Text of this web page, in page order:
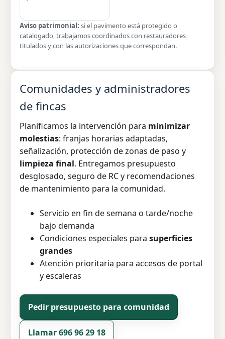
Aviso patrimonial: si el pavimento está protegido o
catalogado, trabajamos coordinados con restauradores
titulados y con las autorizaciones que correspondan.
Comunidades y administradores
de fincas
Planificamos la intervención para minimizar
molestias: franjas horarias adaptadas,
señalización, protección de zonas de paso y
limpieza final. Entregamos presupuesto
desglosado, seguro de RC y recomendaciones
de mantenimiento para la comunidad.
Servicio en fin de semana o tarde/noche
bajo demanda
Condiciones especiales para superficies
grandes
Atención prioritaria para accesos de portal
y escaleras
Pedir presupuesto para comunidad
Llamar 696 96 29 18